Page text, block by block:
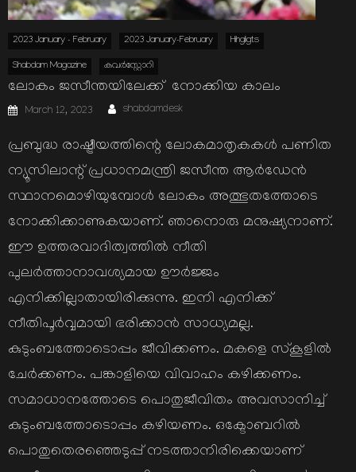
2023 January - February 2023 January-February Hihgligts
Shabdam Magazine കവര്‍സ്റ്റോറി
ലോകം ജസീന്തയിലേക്ക് നോക്കിയ കാലം
Posted
on
March 12, 2023 Author
shabdamdesk
പ്രബുദ്ധ രാഷ്ട്രീയത്തിന്റെ ലോകമാതൃകകള്‍ പണിത
ന്യൂസിലാന്റ് പ്രധാനമന്ത്രി ജസീന്ത ആര്‍ഡേന്‍
സ്ഥാനമൊഴിയുമ്പോള്‍ ലോകം അത്ഭുതത്തോടെ
നോക്കിക്കാണുകയാണ്. ഞാനൊരു മനുഷ്യനാണ്.
ഈ ഉത്തരവാദിത്വത്തില്‍ നീതി
പുലര്‍ത്താനാവശ്യമായ ഊര്‍ജ്ജം
എനിക്കില്ലാതായിരിക്കുന്നു. ഇനി എനിക്ക്
നീതിപൂര്‍വ്വമായി ഭരിക്കാന്‍ സാധ്യമല്ല.
കുടുംബത്തോടൊപ്പം ജീവിക്കണം. മകളെ സ്‌കൂളില്‍
ചേര്‍ക്കണം. പങ്കാളിയെ വിവാഹം കഴിക്കണം.
സമാധാനത്തോടെ പൊതുജീവിതം അവസാനിച്ച്
കുടുംബത്തോടൊപ്പം കഴിയണം. ഒക്ടോബറില്‍
പൊതുതെരഞ്ഞെടുപ്പ് നടത്താനിരിക്കെയാണ്